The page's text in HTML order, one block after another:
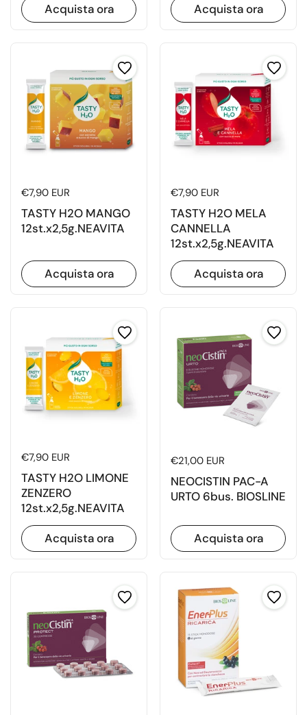
Acquista ora
Acquista ora
Prezzo di listino
€7,90 EUR
TASTY H2O MANGO
12st.x2,5g.NEAVITA
Acquista ora
Prezzo di listino
€7,90 EUR
TASTY H2O MELA
CANNELLA
12st.x2,5g.NEAVITA
Acquista ora
Prezzo di listino
€7,90 EUR
TASTY H2O LIMONE
ZENZERO
12st.x2,5g.NEAVITA
Acquista ora
Prezzo di listino
€21,00 EUR
NEOCISTIN PAC-A
URTO 6bus. BIOSLINE
Acquista ora